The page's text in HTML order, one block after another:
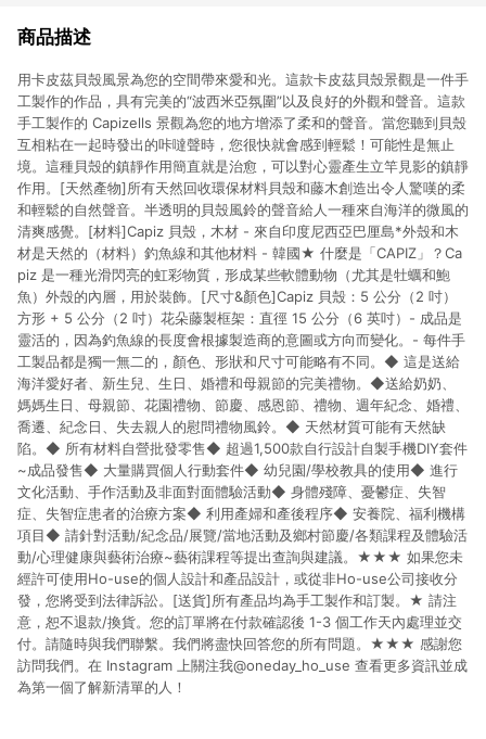
商品描述
用卡皮茲貝殼風景為您的空間帶來愛和光。這款卡皮茲貝殼景觀是一件手
工製作的作品，具有完美的“波西米亞氛圍”以及良好的外觀和聲音。這款
手工製作的 Capizells 景觀為您的地方增添了柔和的聲音。當您聽到貝殼
互相粘在一起時發出的咔噠聲時，您很快就會感到輕鬆！可能性是無止
境。這種貝殼的鎮靜作用簡直就是治愈，可以對心靈產生立竿見影的鎮靜
作用。[天然產物]所有天然回收環保材料貝殼和藤木創造出令人驚嘆的柔
和輕鬆的自然聲音。半透明的貝殼風鈴的聲音給人一種來自海洋的微風的
清爽感覺。[材料]Capiz 貝殼，木材 - 來自印度尼西亞巴厘島*外殼和木
材是天然的（材料）釣魚線和其他材料 - 韓國★ 什麼是「CAPIZ」？Ca
piz 是一種光滑閃亮的虹彩物質，形成某些軟體動物（尤其是牡蠣和鮑
魚）外殼的內層，用於裝飾。[尺寸&顏色]Capiz 貝殼：5 公分（2 吋）
方形 + 5 公分（2 吋）花朵藤製框架：直徑 15 公分（6 英吋）- 成品是
靈活的，因為釣魚線的長度會根據製造商的意圖或方向而變化。- 每件手
工製品都是獨一無二的，顏色、形狀和尺寸可能略有不同。◆ 這是送給
海洋愛好者、新生兒、生日、婚禮和母親節的完美禮物。◆送給奶奶、
媽媽生日、母親節、花園禮物、節慶、感恩節、禮物、週年紀念、婚禮、
喬遷、紀念日、失去親人的慰問禮物風鈴。◆ 天然材質可能有天然缺
陷。◆ 所有材料自營批發零售◆ 超過1,500款自行設計自製手機DIY套件
~成品發售◆ 大量購買個人行動套件◆ 幼兒園/學校教具的使用◆ 進行
文化活動、手作活動及非面對面體驗活動◆ 身體殘障、憂鬱症、失智
症、失智症患者的治療方案◆ 利用產婦和產後程序◆ 安養院、福利機構
項目◆ 請針對活動/紀念品/展覽/當地活動及鄉村節慶/各類課程及體驗活
動/心理健康與藝術治療~藝術課程等提出查詢與建議。★★★ 如果您未
經許可使用Ho-use的個人設計和產品設計，或從非Ho-use公司接收分
發，您將受到法律訴訟。[送貨]所有產品均為手工製作和訂製。★ 請注
意，恕不退款/換貨。您的訂單將在付款確認後 1-3 個工作天內處理並交
付。請隨時與我們聯繫。我們將盡快回答您的所有問題。★★★ 感謝您
訪問我們。在 Instagram 上關注我@oneday_ho_use 查看更多資訊並成
為第一個了解新清單的人！